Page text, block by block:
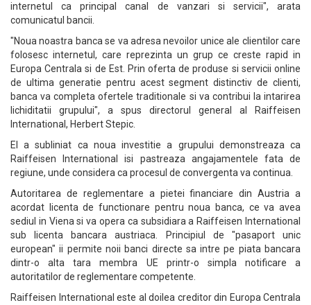
internetul ca principal canal de vanzari si servicii", arata
comunicatul bancii.
"Noua noastra banca se va adresa nevoilor unice ale clientilor care
folosesc internetul, care reprezinta un grup ce creste rapid in
Europa Centrala si de Est. Prin oferta de produse si servicii online
de ultima generatie pentru acest segment distinctiv de clienti,
banca va completa ofertele traditionale si va contribui la intarirea
lichiditatii grupului", a spus directorul general al Raiffeisen
International, Herbert Stepic.
El a subliniat ca noua investitie a grupului demonstreaza ca
Raiffeisen International isi pastreaza angajamentele fata de
regiune, unde considera ca procesul de convergenta va continua.
Autoritarea de reglementare a pietei financiare din Austria a
acordat licenta de functionare pentru noua banca, ce va avea
sediul in Viena si va opera ca subsidiara a Raiffeisen International
sub licenta bancara austriaca. Principiul de "pasaport unic
european" ii permite noii banci directe sa intre pe piata bancara
dintr-o alta tara membra UE printr-o simpla notificare a
autoritatilor de reglementare competente.
Raiffeisen International este al doilea creditor din Europa Centrala